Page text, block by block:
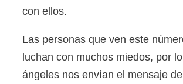
con ellos.
Las personas que ven este
luchan con muchos miedos, por
ángeles nos envían el mensaje